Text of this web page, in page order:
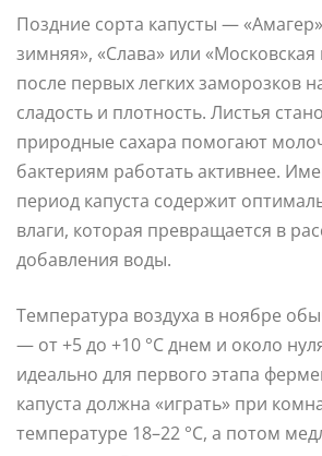
Поздние сорта капусты —
зимняя», «Слава» или
после первых легких заморозков
сладость и плотность. Листья
природные сахара помогают
бактериям работать активнее.
период капуста содержит
влаги, которая превращается в
добавления воды.
Температура воздуха в ноябре
— от +5 до +10 °C днем и около
идеально для первого этапа
капуста должна «играть» при
температуре 18–22 °C, а потом